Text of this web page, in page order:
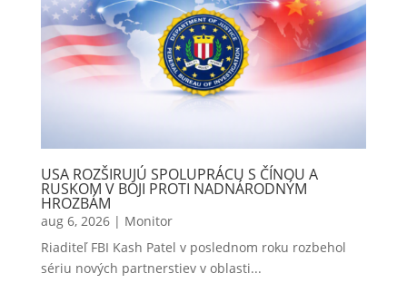
USA ROZŠIRUJÚ SPOLUPRÁCU S ČÍNOU A
RUSKOM V BOJI PROTI NADNÁRODNÝM
HROZBÁM
aug 6, 2026| Monitor
Riaditeľ FBI Kash Patel v poslednom roku rozbehol
sériu nových partnerstiev v oblasti...